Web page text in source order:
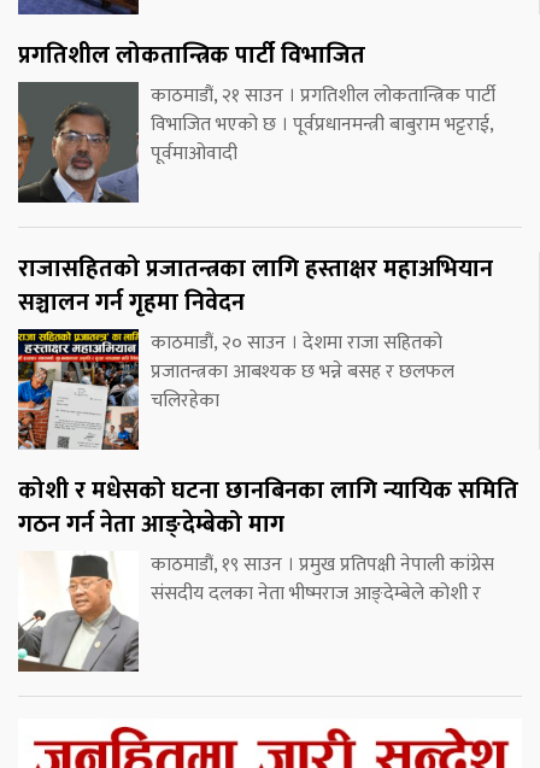
प्रगतिशील लोकतान्त्रिक पार्टी विभाजित
काठमाडौं, २१ साउन । प्रगतिशील लोकतान्त्रिक पार्टी
विभाजित भएको छ । पूर्वप्रधानमन्त्री बाबुराम भट्टराई,
पूर्वमाओवादी
राजासहितको प्रजातन्त्रका लागि हस्ताक्षर महाअभियान
सञ्चालन गर्न गृहमा निवेदन
काठमाडौं, २० साउन । देशमा राजा सहितको
प्रजातन्त्रका आबश्यक छ भन्ने बसह र छलफल
चलिरहेका
कोशी र मधेसको घटना छानबिनका लागि न्यायिक समिति
गठन गर्न नेता आङ्देम्बेको माग
काठमाडौं, १९ साउन । प्रमुख प्रतिपक्षी नेपाली कांग्रेस
संसदीय दलका नेता भीष्मराज आङ्देम्बेले कोशी र